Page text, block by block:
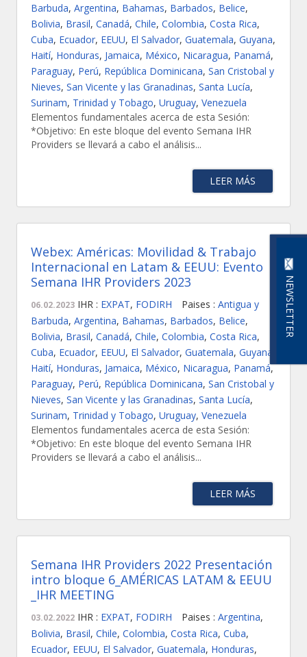
NEWSLETTER
Barbuda, Argentina, Bahamas, Barbados, Belice,
Bolivia, Brasil, Canadá, Chile, Colombia, Costa Rica,
Cuba, Ecuador, EEUU, El Salvador, Guatemala, Guyana,
Haití, Honduras, Jamaica, México, Nicaragua, Panamá,
Paraguay, Perú, República Dominicana, San Cristobal y
Nieves, San Vicente y las Granadinas, Santa Lucía,
Surinam, Trinidad y Tobago, Uruguay, Venezuela
Elementos fundamentales acerca de esta Sesión:
*Objetivo: En este bloque del evento Semana IHR
Providers se llevará a cabo el análisis...
LEER MÁS
Webex: Américas: Movilidad & Trabajo
Internacional en Latam & EEUU: Evento
Semana IHR Providers 2023
06.02.2023 IHR : EXPAT, FODIRH Paises : Antigua y
Barbuda, Argentina, Bahamas, Barbados, Belice,
Bolivia, Brasil, Canadá, Chile, Colombia, Costa Rica,
Cuba, Ecuador, EEUU, El Salvador, Guatemala, Guyana
Haití, Honduras, Jamaica, México, Nicaragua, Panamá,
Paraguay, Perú, República Dominicana, San Cristobal y
Nieves, San Vicente y las Granadinas, Santa Lucía,
Surinam, Trinidad y Tobago, Uruguay, Venezuela
Elementos fundamentales acerca de esta Sesión:
*Objetivo: En este bloque del evento Semana IHR
Providers se llevará a cabo el análisis...
LEER MÁS
Semana IHR Providers 2022 Presentación
intro bloque 6_AMÉRICAS LATAM & EEUU
_IHR MEETING
03.02.2022 IHR : EXPAT, FODIRH Paises : Argentina,
Bolivia, Brasil, Chile, Colombia, Costa Rica, Cuba,
Ecuador, EEUU, El Salvador, Guatemala, Honduras,